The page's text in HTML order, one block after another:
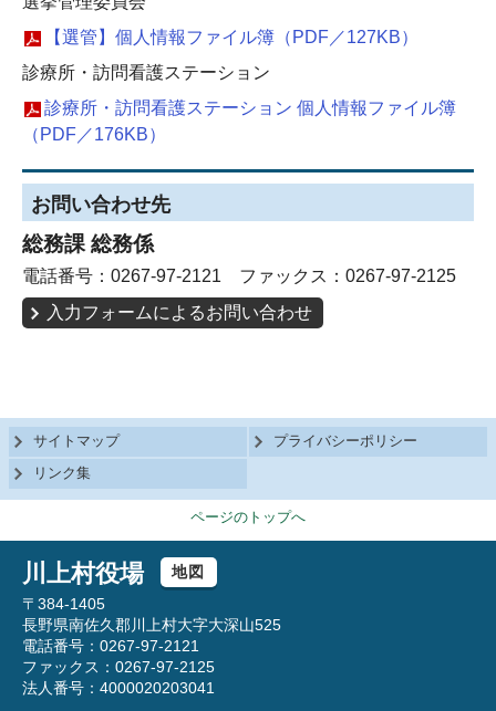
【選管】個人情報ファイル簿（PDF／127KB）
診療所・訪問看護ステーション
診療所・訪問看護ステーション 個人情報ファイル簿
（PDF／176KB）
お問い合わせ先
総務課 総務係
電話番号：0267-97-2121 ファックス：0267-97-2125
入力フォームによるお問い合わせ
サイトマップ
プライバシーポリシー
リンク集
ページのトップへ
川上村役場
地図
〒384-1405
長野県南佐久郡川上村大字大深山525
電話番号：0267-97-2121
ファックス：0267-97-2125
法人番号：4000020203041